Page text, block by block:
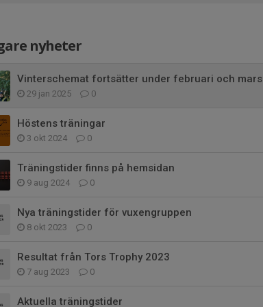
nyheter
Vinterschemat fortsätter under februari och mars
29 jan 2025 0
Höstens träningar
3 okt 2024 0
Träningstider finns på hemsidan
9 aug 2024 0
Nya träningstider för vuxengruppen
8 okt 2023 0
Resultat från Tors Trophy 2023
7 aug 2023 0
Aktuella träningstider